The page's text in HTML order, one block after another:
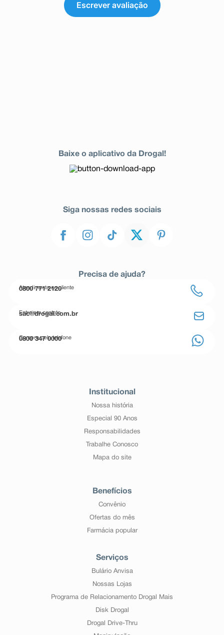
Escrever avaliação
Baixe o aplicativo da Drogal!
Siga nossas redes sociais
Precisa de ajuda?
Atendimento ao cliente
0800 771 2120
Entre em contato
sac@drogal.com.br
Compre pelo telefone
0800 347 0000
Institucional
Nossa história
Especial 90 Anos
Responsabilidades
Trabalhe Conosco
Mapa do site
Benefícios
Convênio
Ofertas do mês
Farmácia popular
Serviços
Bulário Anvisa
Nossas Lojas
Programa de Relacionamento Drogal Mais
Disk Drogal
Drogal Drive-Thru